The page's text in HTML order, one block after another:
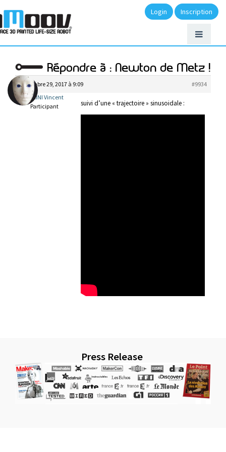
Login Inscription
Répondre à : Newton de Metz !
novembre 29, 2017 à 9:09
#9934
BIGIARINI Vincent
Participant
suivi d’une « trajectoire » sinusoidale :
Press Release